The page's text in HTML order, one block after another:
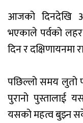
आजको दिनदेखि
भएकाले पर्वको
दिन र दक्षिणायनमा
पछिल्लो समय लुतो
पुरानो पुस्तालाई
यसको महत्व बुझ्न